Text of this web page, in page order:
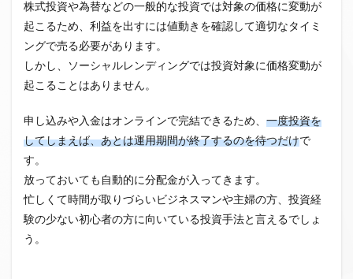
株式投資や為替などの一般的な投資では対象の価格に変動が
起こるため、利益を出すには値動きを確認して適切なタイミ
ングで売る必要があります。
しかし、ソーシャルレンディングでは投資対象に価格変動が
起こることはありません。
申し込みや入金はオンラインで完結できるため、 一度投資を
してしまえば、あとは運用期間が終了するのを待つだけで
す。
放っておいても自動的に分配金が入ってきます。
忙しくて時間が取りづらいビジネスマンや主婦の方、投資経
験の少ない初心者の方に向いている投資手法と言えるでしょ
う。